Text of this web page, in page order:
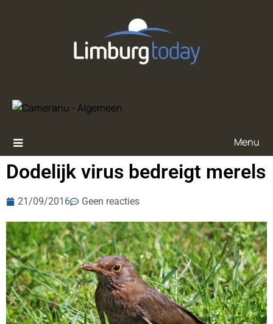
Menu
Dodelijk virus bedreigt merels
21/09/2016 Geen reacties